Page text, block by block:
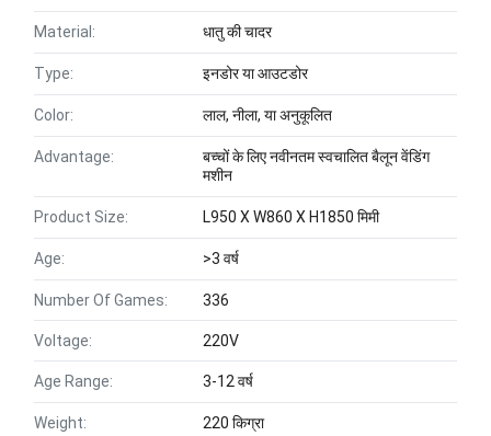
Material: धातु की चादर
Type: इनडोर या आउटडोर
Color: लाल, नीला, या अनुकूलित
Advantage:
बच्चों के लिए नवीनतम स्वचालित बैलून वेंडिंग
मशीन
Product Size: L950 X W860 X H1850 मिमी
Age: >3 वर्ष
Number Of Games: 336
Voltage: 220V
Age Range: 3-12 वर्ष
Weight: 220 किग्रा